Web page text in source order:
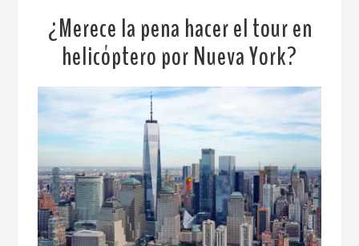
¿Merece la pena hacer el tour en
helicóptero por Nueva York?